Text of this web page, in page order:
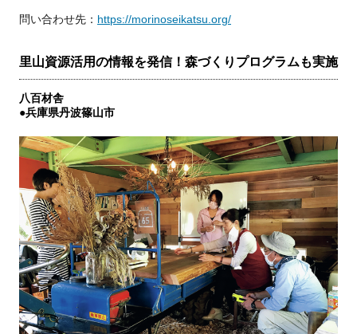
問い合わせ先： https://morinoseikatsu.org/
里山資源活用の情報を発信！森づくりプログラムも実施
八百材舎
●兵庫県丹波篠山市